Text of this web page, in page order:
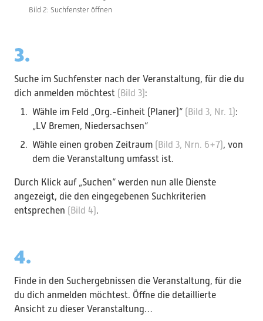
Bild 2: Suchfenster öffnen
3.
Suche im Suchfenster nach der Veranstaltung, für die du
dich anmelden möchtest (Bild 3):
Wähle im Feld „Org.-Einheit (Planer)“ (Bild 3, Nr. 1):
„LV Bremen, Niedersachsen“
Wähle einen groben Zeitraum (Bild 3, Nrn. 6+7), von
dem die Veranstaltung umfasst ist.
Durch Klick auf „Suchen“ werden nun alle Dienste
angezeigt, die den eingegebenen Suchkriterien
entsprechen (Bild 4).
4.
Finde in den Suchergebnissen die Veranstaltung, für die
du dich anmelden möchtest. Öffne die detaillierte
Ansicht zu dieser Veranstaltung…